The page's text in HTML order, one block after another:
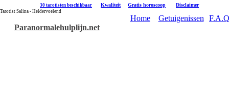
30 tarotisten beschikbaar Kwaliteit Gratis horoscoop Disclaimer
Tarotist Salina - Heldervoelend
Paranormalehulplijn.net
Home Getuigenissen